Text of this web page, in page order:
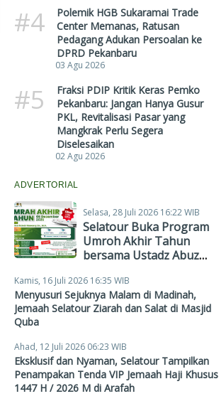
#4
Polemik HGB Sukaramai Trade
Center Memanas, Ratusan
Pedagang Adukan Persoalan ke
DPRD Pekanbaru
03 Agu 2026
#5
Fraksi PDIP Kritik Keras Pemko
Pekanbaru: Jangan Hanya Gusur
PKL, Revitalisasi Pasar yang
Mangkrak Perlu Segera
Diselesaikan
02 Agu 2026
ADVERTORIAL
Selasa, 28 Juli 2026 16:22 WIB
Selatour Buka Program
Umroh Akhir Tahun
bersama Ustadz Abuz
Mulai Rp38,4 Juta
Kamis, 16 Juli 2026 16:35 WIB
Menyusuri Sejuknya Malam di Madinah,
Jemaah Selatour Ziarah dan Salat di Masjid
Quba
Ahad, 12 Juli 2026 06:23 WIB
Eksklusif dan Nyaman, Selatour Tampilkan
Penampakan Tenda VIP Jemaah Haji Khusus
1447 H / 2026 M di Arafah